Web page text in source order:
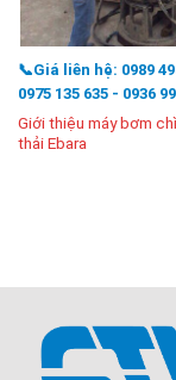
📞Giá liên hệ: 0989
0975 135 635 - 0936
Giới thiệu máy bơm
thải Ebara